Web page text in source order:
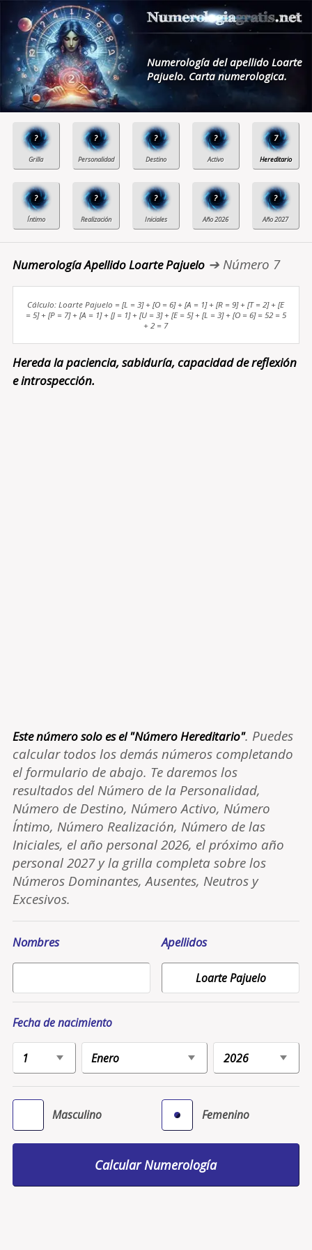
Numerología del apellido Loarte
Pajuelo. Carta numerologica.
? ? ? ? 7
? ? ? ? ?
Numerología Apellido Loarte Pajuelo➔ Número 7
Cálculo: Loarte Pajuelo = [L = 3] + [O = 6] + [A = 1] + [R = 9] + [T = 2] + [E
= 5] + [P = 7] + [A = 1] + [J = 1] + [U = 3] + [E = 5] + [L = 3] + [O = 6] = 52 = 5
+ 2 = 7
Hereda la paciencia, sabiduría, capacidad de reflexión
e introspección.
Este número solo es el "Número Hereditario". Puedes
calcular todos los demás números completando
el formulario de abajo. Te daremos los
resultados del Número de la Personalidad,
Número de Destino, Número Activo, Número
Íntimo, Número Realización, Número de las
Iniciales, el año personal 2026, el próximo año
personal 2027 y la grilla completa sobre los
Números Dominantes, Ausentes, Neutros y
Excesivos.
Nombres Apellidos
Fecha de nacimiento
Masculino Femenino